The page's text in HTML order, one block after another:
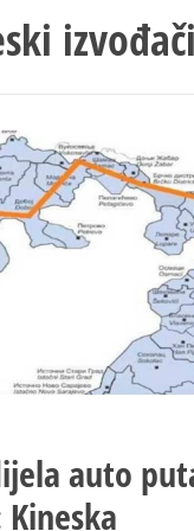
auto